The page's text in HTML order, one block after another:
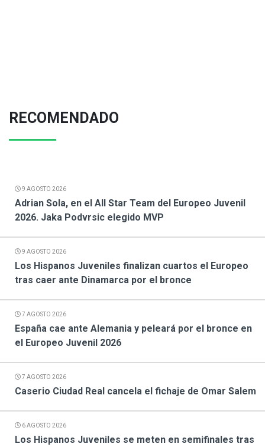
RECOMENDADO
9 AGOSTO 2026
Adrian Sola, en el All Star Team del Europeo Juvenil
2026. Jaka Podvrsic elegido MVP
9 AGOSTO 2026
Los Hispanos Juveniles finalizan cuartos el Europeo
tras caer ante Dinamarca por el bronce
7 AGOSTO 2026
España cae ante Alemania y peleará por el bronce en
el Europeo Juvenil 2026
7 AGOSTO 2026
Caserio Ciudad Real cancela el fichaje de Omar Salem
6 AGOSTO 2026
Los Hispanos Juveniles se meten en semifinales tras